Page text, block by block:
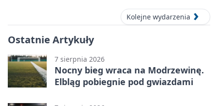
Kolejne wydarzenia
Ostatnie Artykuły
7 sierpnia 2026
Nocny bieg wraca na Modrzewinę.
Elbląg pobiegnie pod gwiazdami